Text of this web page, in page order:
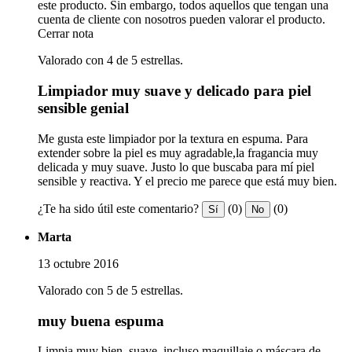
este producto. Sin embargo, todos aquellos que tengan una
cuenta de cliente con nosotros pueden valorar el producto.
Cerrar nota
Valorado con 4 de 5 estrellas.
Limpiador muy suave y delicado para piel
sensible genial
Me gusta este limpiador por la textura en espuma. Para
extender sobre la piel es muy agradable,la fragancia muy
delicada y muy suave. Justo lo que buscaba para mí piel
sensible y reactiva. Y el precio me parece que está muy bien.
¿Te ha sido útil este comentario? Sí (0) No (0)
Marta
13 octubre 2016
Valorado con 5 de 5 estrellas.
muy buena espuma